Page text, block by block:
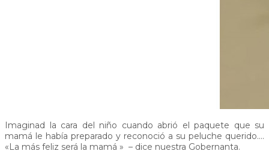
Imaginad la cara del niño cuando abrió el paquete que su
mamá le había preparado y reconoció a su peluche querido….
«La más feliz será la mamá » – dice nuestra Gobernanta.